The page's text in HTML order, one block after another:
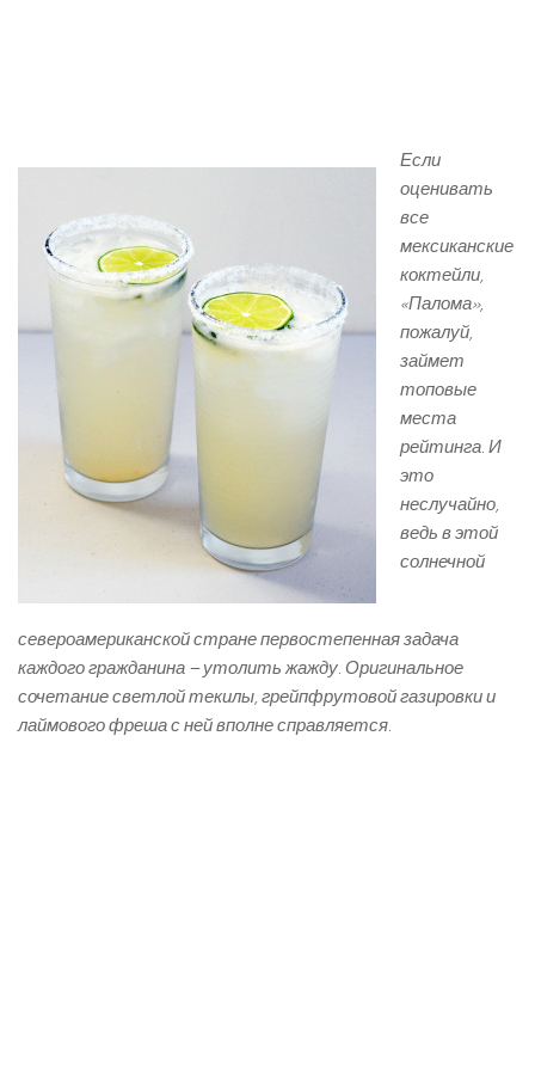
Если
оценивать
все
мексиканские
коктейли,
«Палома»,
пожалуй,
займет
топовые
места
рейтинга. И
это
неслучайно,
ведь в этой
солнечной
североамериканской стране первостепенная задача
каждого гражданина – утолить жажду. Оригинальное
сочетание светлой текилы, грейпфрутовой газировки и
лаймового фреша с ней вполне справляется.